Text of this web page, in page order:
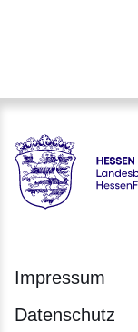
Hessen -
Impressum
Datenschutz